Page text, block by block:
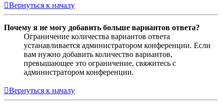
Вернуться к началу
Почему я не могу добавить больше вариантов ответа?
Ограничение количества вариантов ответа
устанавливается администратором конференции. Если
вам нужно добавить количество вариантов,
превышающее это ограничение, свяжитесь с
администратором конференции.
Вернуться к началу